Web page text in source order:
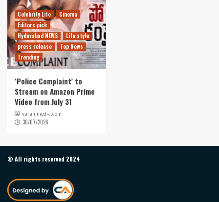
Celebrity Life
Cinema
Editors pick
Hyderabad NEWS
Life style
press release
Top News
Trending
‘Police Complaint’ to
Stream on Amazon Prime
Video from July 31
varahimedia.com
30/07/2026
© All rights reserved 2024